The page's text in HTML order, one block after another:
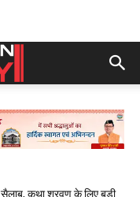
सैलाब, कथा श्रवण के लिए बड़ी